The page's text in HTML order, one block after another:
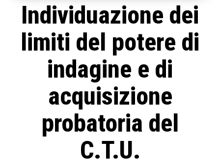
Individuazione dei
limiti del potere di
indagine e di
acquisizione
probatoria del
C.T.U.